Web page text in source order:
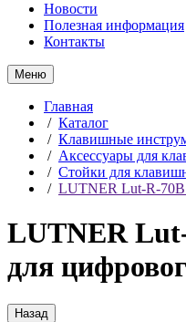
Новости
Полезная информация
Контакты
Меню
Главная
/ Каталог
/ Клавишные
/ Аксессуары для
/ Стойки для
/ LUTNER Lut-R-
LUTNER
для
Назад